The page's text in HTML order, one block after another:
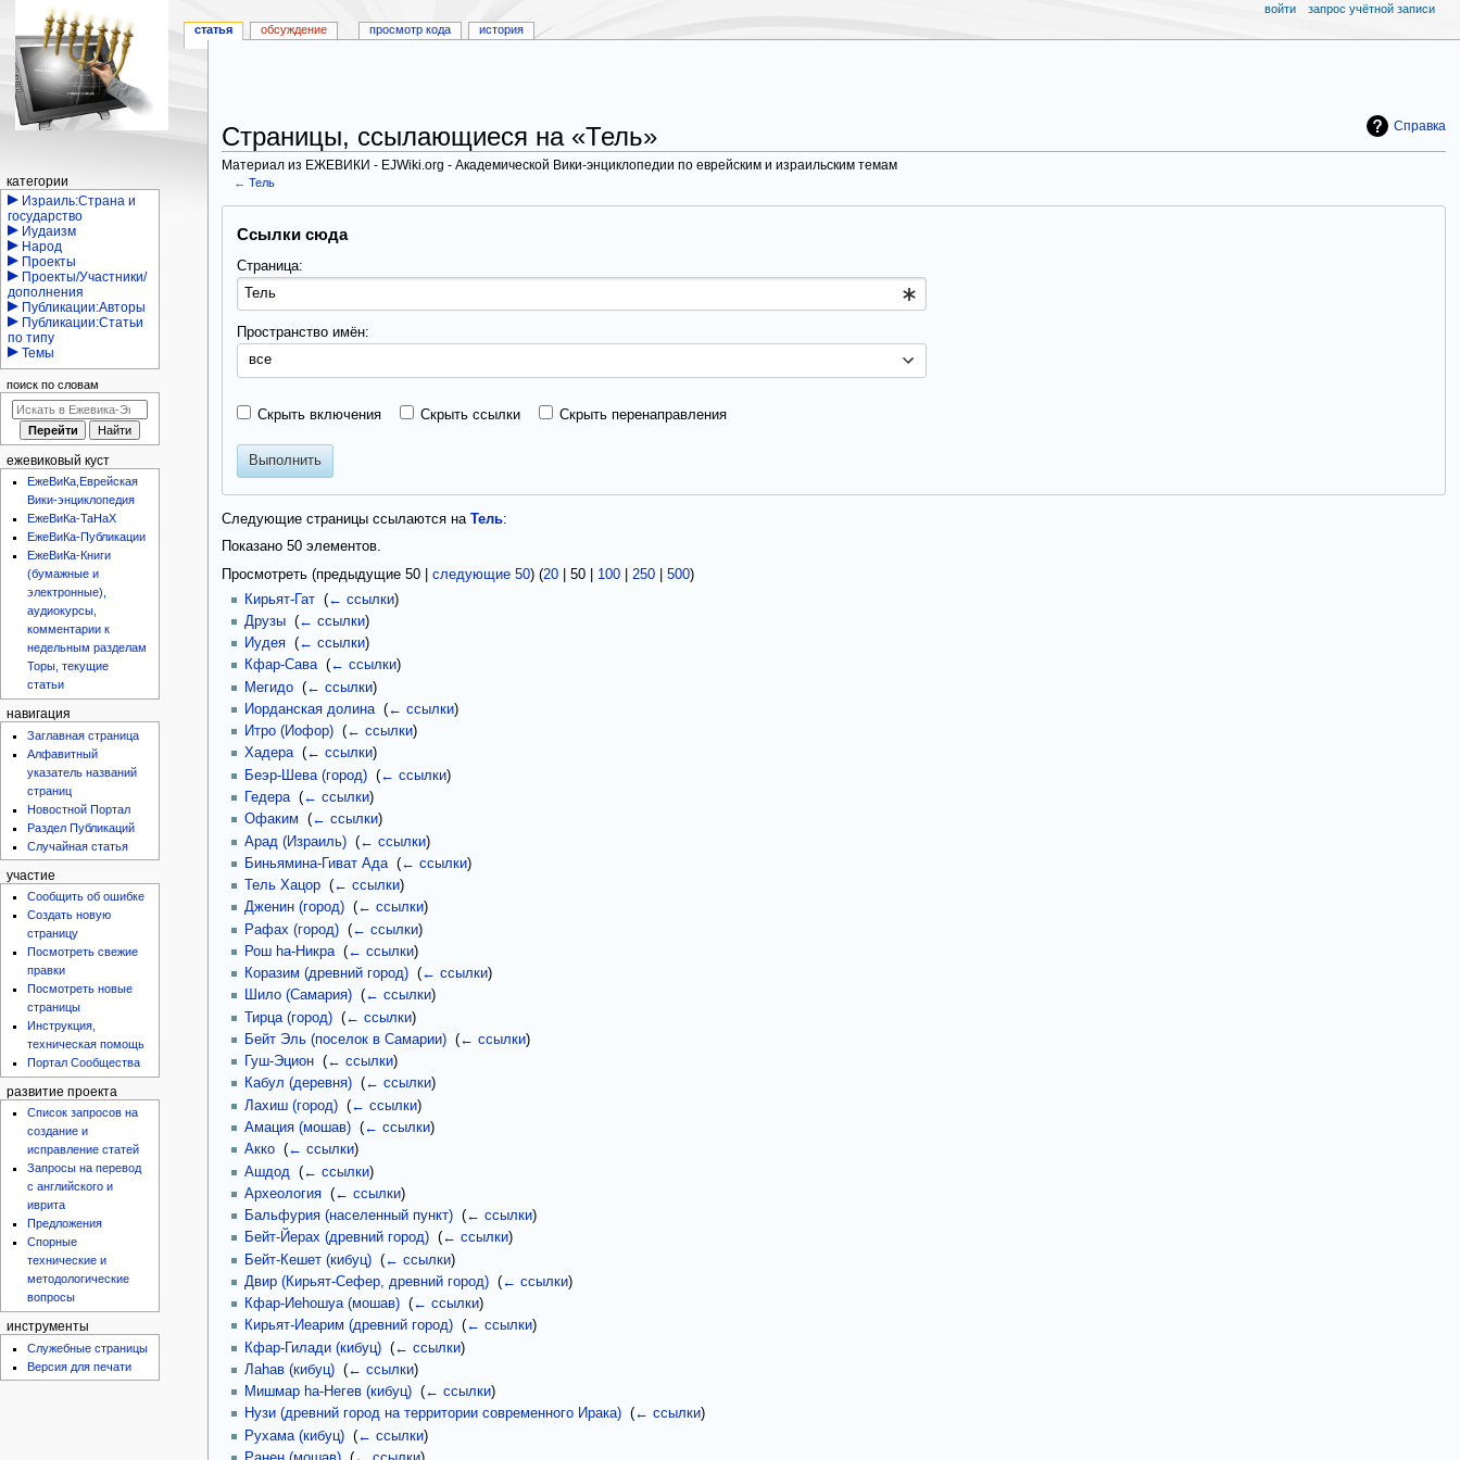
Справка
Страницы, ссылающиеся на «Тель»
Материал из ЕЖЕВИКИ - EJWiki.org - Академической Вики-энциклопедии по еврейским и израильским темам
← Тель
Ссылки сюда
Страница:
Пространство имён:
все
Скрыть включения Скрыть ссылки Скрыть перенаправления
Выполнить
Следующие страницы ссылаются наТель:
Показано 50 элементов.
Просмотреть (предыдущие 50 |следующие 50) (20 |50 100 |250 |500)
Кирьят-Гат‎ (← ссылки)
Друзы‎ (← ссылки)
Иудея‎ (← ссылки)
Кфар-Сава‎ (← ссылки)
Мегидо‎ (← ссылки)
Иорданская долина‎ (← ссылки)
Итро (Иофор)‎ (← ссылки)
Хадера‎ (← ссылки)
Беэр-Шева (город)‎ (← ссылки)
Гедера‎ (← ссылки)
Офаким
(← ссылки)
Арад (Израиль)‎ (← ссылки)
Биньямина-Гиват Ада‎ (← ссылки)
Тель Хацор‎ (← ссылки)
Дженин (город)‎ (← ссылки)
Рафах (город)‎ (← ссылки)
Рош hа-Никра‎ (← ссылки)
Коразим (древний город)‎ (← ссылки)
Шило (Самария)‎ (← ссылки)
Тирца (город)‎ (← ссылки)
Бейт Эль (поселок в Самарии)‎ (← ссылки)
Гуш-Эцион‎ (← ссылки)
Кабул (деревня)‎ (← ссылки)
Лахиш (город)‎ (← ссылки)
Амация (мошав)‎ (← ссылки)
Акко‎ (← ссылки)
Ашдод
(← ссылки)
Археология‎ (← ссылки)
Бальфурия (населенный пункт)‎ (← ссылки)
Бейт-Йерах (древний город)‎ (← ссылки)
Бейт-Кешет (кибуц)‎ (← ссылки)
Двир (Кирьят-Сефер, древний город)‎ (← ссылки)
Кфар-Иеhошуа (мошав)‎ (← ссылки)
Кирьят-Иеарим (древний город)‎ (← ссылки)
Кфар-Гилади (кибуц)‎ (← ссылки)
Лаhав (кибуц)‎ (← ссылки)
Мишмар hа-Негев (кибуц)‎ (← ссылки)
Нузи (древний город на территории современного Ирака)‎ (← ссылки)
Рухама (кибуц)‎ (← ссылки)
Навигация
статья обсуждение просмотр кода история
войти запрос учётной записи
категории
Израиль:Страна и
государство
Иудаизм
Народ
Проекты
Проекты/Участники/
дополнения
Публикации:Авторы
Публикации:Статьи
по типу
Темы
поиск по словам
ежевиковый куст
ЕжеВиКа,Еврейская
Вики-энциклопедия
ЕжеВиКа-ТаНаХ
ЕжеВиКа-Публикации
ЕжеВиКа-Книги
(бумажные и
электронные),
аудиокурсы,
комментарии к
недельным разделам
Торы, текущие
статьи
навигация
Заглавная страница
Алфавитный
указатель названий
страниц
Новостной Портал
Раздел Публикаций
Случайная статья
участие
Сообщить об ошибке
Создать новую
страницу
Посмотреть свежие
правки
Посмотреть новые
страницы
Инструкция,
техническая помощь
Портал Сообщества
развитие проекта
Список запросов на
создание и
исправление статей
Запросы на перевод
с английского и
иврита
Предложения
Спорные
технические и
методологические
вопросы
инструменты
Служебные страницы
Версия для печати